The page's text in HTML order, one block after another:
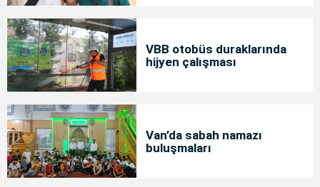
VBB otobüs duraklarında
hijyen çalışması
Van’da sabah namazı
buluşmaları